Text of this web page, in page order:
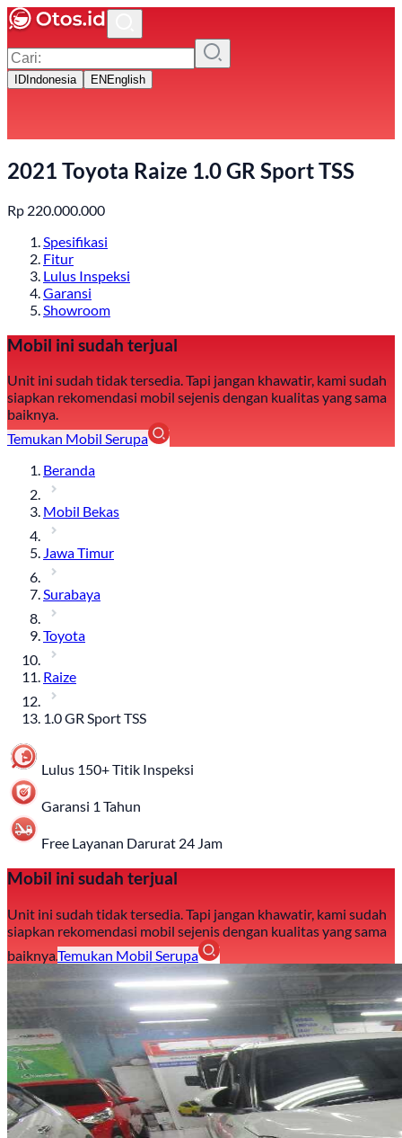
ID Indonesia EN English
2021 Toyota Raize 1.0 GR Sport TSS
Rp 220.000.000
Spesifikasi
Fitur
Lulus Inspeksi
Garansi
Showroom
Mobil ini sudah terjual
Unit ini sudah tidak tersedia. Tapi jangan khawatir, kami sudah
siapkan rekomendasi mobil sejenis dengan kualitas yang sama
baiknya.
Temukan Mobil Serupa
Beranda
Mobil Bekas
Jawa Timur
Surabaya
Toyota
Raize
1.0 GR Sport TSS
Lulus 150+ Titik Inspeksi
Garansi 1 Tahun
Free Layanan Darurat 24 Jam
Mobil ini sudah terjual
Unit ini sudah tidak tersedia. Tapi jangan khawatir, kami sudah
siapkan rekomendasi mobil sejenis dengan kualitas yang sama
baiknya.Temukan Mobil Serupa